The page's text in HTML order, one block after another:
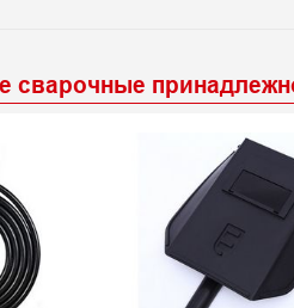
сварочные